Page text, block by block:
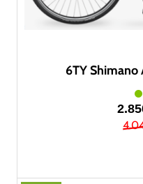
6TY Shimano